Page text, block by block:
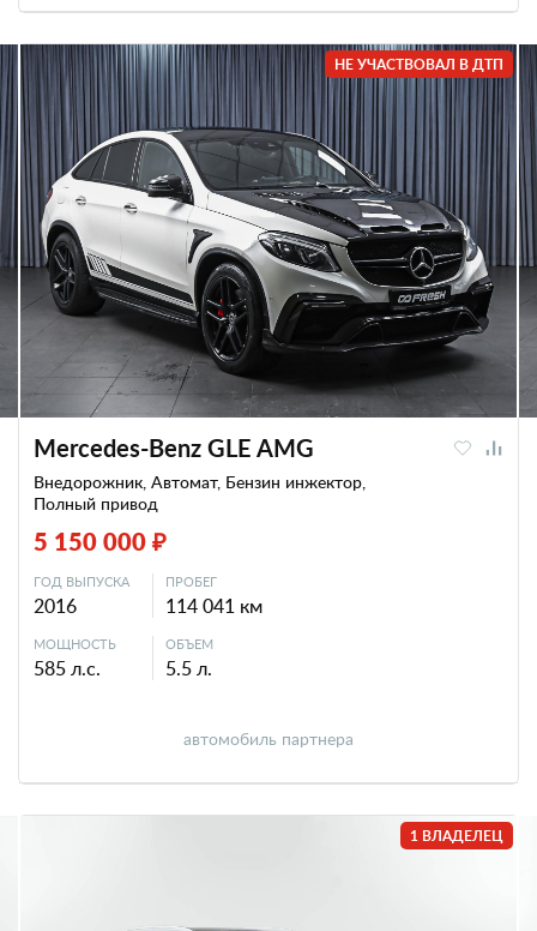
НЕ УЧАСТВОВАЛ В ДТП
Mercedes-Benz GLE AMG
Внедорожник, Автомат, Бензин инжектор,
Полный привод
5 150 000 ₽
ГОД ВЫПУСКА
2016
ПРОБЕГ
114 041 км
МОЩНОСТЬ
585 л.с.
ОБЪЕМ
5.5 л.
автомобиль партнера
1 ВЛАДЕЛЕЦ